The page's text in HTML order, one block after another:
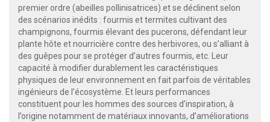
premier ordre (abeilles pollinisatrices) et se déclinent selon
des scénarios inédits : fourmis et termites cultivant des
champignons, fourmis élevant des pucerons, défendant leur
plante hôte et nourricière contre des herbivores, ou s’alliant à
des guêpes pour se protéger d’autres fourmis, etc. Leur
capacité à modifier durablement les caractéristiques
physiques de leur environnement en fait parfois de véritables
ingénieurs de l’écosystème. Et leurs performances
constituent pour les hommes des sources d’inspiration, à
l’origine notamment de matériaux innovants, d’améliorations